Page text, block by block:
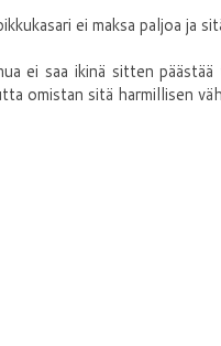
ei maksa paljoa ja
ei saa ikinä sitten päästää
omistan sitä harmillisen